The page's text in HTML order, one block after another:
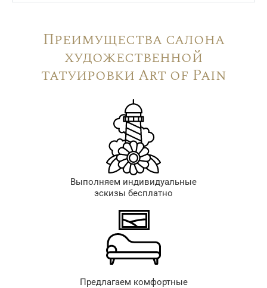
Преимущества салона
художественной
татуировки Art of Pain
Выполняем индивидуальные
эскизы бесплатно
Предлагаем комфортные